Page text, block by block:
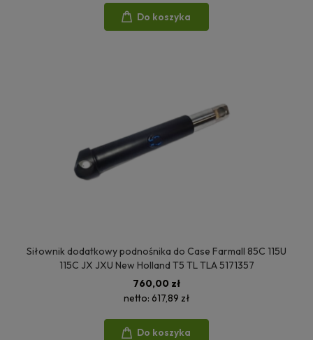
Do koszyka
Siłownik dodatkowy podnośnika do Case Farmall 85C 115U
115C JX JXU New Holland T5 TL TLA 5171357
760,00 zł
netto: 617,89 zł
Do koszyka